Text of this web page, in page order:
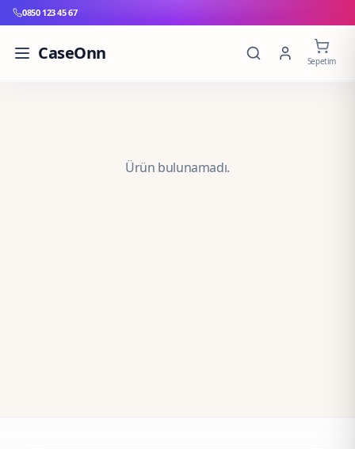
0850 123 45 67
CaseOnn Sepetim
Ürün bulunamadı.